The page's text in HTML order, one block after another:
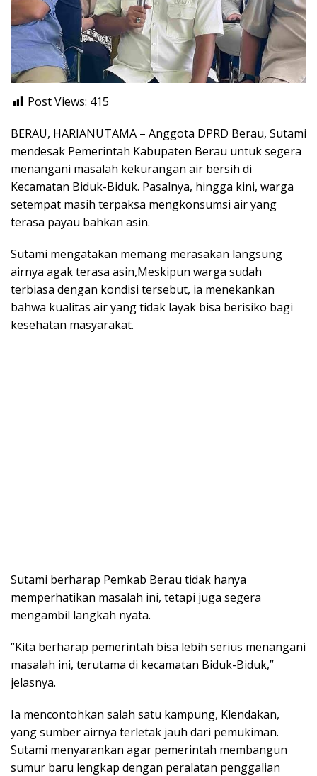
Post Views: 415
BERAU, HARIANUTAMA – Anggota DPRD Berau, Sutami
mendesak Pemerintah Kabupaten Berau untuk segera
menangani masalah kekurangan air bersih di
Kecamatan Biduk-Biduk. Pasalnya, hingga kini, warga
setempat masih terpaksa mengkonsumsi air yang
terasa payau bahkan asin.
Sutami mengatakan memang merasakan langsung
airnya agak terasa asin,Meskipun warga sudah
terbiasa dengan kondisi tersebut, ia menekankan
bahwa kualitas air yang tidak layak bisa berisiko bagi
kesehatan masyarakat.
Sutami berharap Pemkab Berau tidak hanya
memperhatikan masalah ini, tetapi juga segera
mengambil langkah nyata.
“Kita berharap pemerintah bisa lebih serius menangani
masalah ini, terutama di kecamatan Biduk-Biduk,”
jelasnya.
Ia mencontohkan salah satu kampung, Klendakan,
yang sumber airnya terletak jauh dari pemukiman.
Sutami menyarankan agar pemerintah membangun
sumur baru lengkap dengan peralatan penggalian